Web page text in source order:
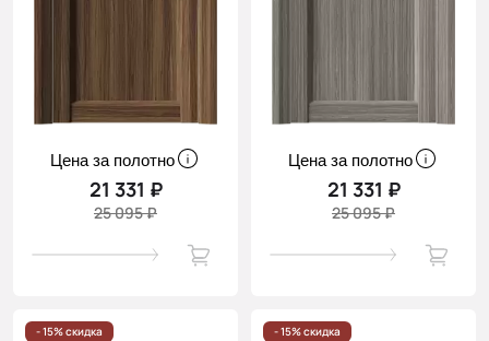
Цена за полотно
21 331 ₽
25 095 ₽
Цена за полотно
21 331 ₽
25 095 ₽
- 15% скидка - 15% скидка